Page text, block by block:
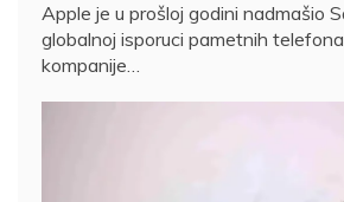
Apple je u prošloj godini nadmašio
globalnoj isporuci pametnih
kompanije…